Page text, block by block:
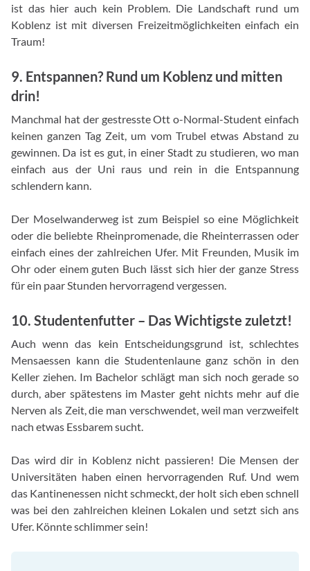
ist das hier auch kein Problem. Die Landschaft rund um
Koblenz ist mit diversen Freizeitmöglichkeiten einfach ein
Traum!
9. Entspannen? Rund um Koblenz und mitten
drin!
Manchmal hat der gestresste Ott o-Normal-Student einfach
keinen ganzen Tag Zeit, um vom Trubel etwas Abstand zu
gewinnen. Da ist es gut, in einer Stadt zu studieren, wo man
einfach aus der Uni raus und rein in die Entspannung
schlendern kann.
Der Moselwanderweg ist zum Beispiel so eine Möglichkeit
oder die beliebte Rheinpromenade, die Rheinterrassen oder
einfach eines der zahlreichen Ufer. Mit Freunden, Musik im
Ohr oder einem guten Buch lässt sich hier der ganze Stress
für ein paar Stunden hervorragend vergessen.
10. Studentenfutter – Das Wichtigste zuletzt!
Auch wenn das kein Entscheidungsgrund ist, schlechtes
Mensaessen kann die Studentenlaune ganz schön in den
Keller ziehen. Im Bachelor schlägt man sich noch gerade so
durch, aber spätestens im Master geht nichts mehr auf die
Nerven als Zeit, die man verschwendet, weil man verzweifelt
nach etwas Essbarem sucht.
Das wird dir in Koblenz nicht passieren! Die Mensen der
Universitäten haben einen hervorragenden Ruf. Und wem
das Kantinenessen nicht schmeckt, der holt sich eben schnell
was bei den zahlreichen kleinen Lokalen und setzt sich ans
Ufer. Könnte schlimmer sein!